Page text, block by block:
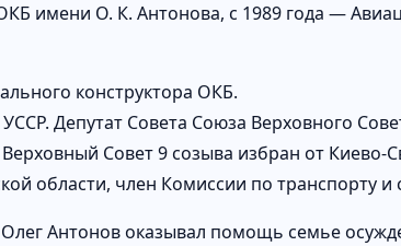
имени О. К. Антонова, с 1989 года —
конструктора ОКБ.
Депутат Совета Союза Верховного
Совет 9 созыва избран от Киево-
области, член Комиссии по транспорту и
Антонов оказывал помощь семье